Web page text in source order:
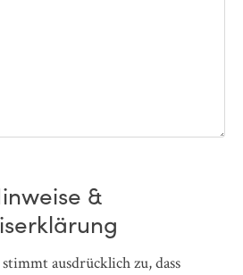
&
ausdrücklich zu, dass